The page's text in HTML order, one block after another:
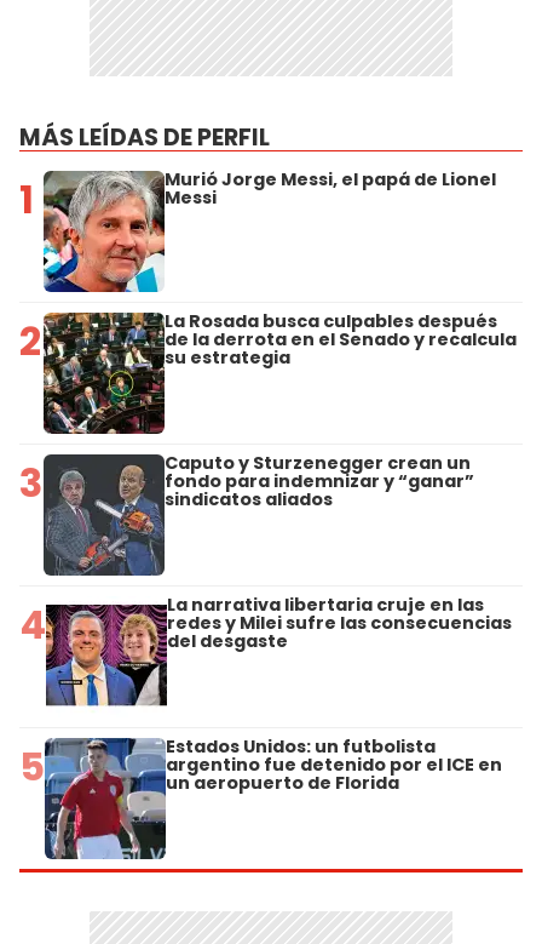
MÁS LEÍDAS DE PERFIL
1 Murió Jorge Messi, el papá de Lionel
Messi
2 La Rosada busca culpables después
de la derrota en el Senado y recalcula
su estrategia
3 Caputo y Sturzenegger crean un
fondo para indemnizar y “ganar”
sindicatos aliados
4 La narrativa libertaria cruje en las
redes y Milei sufre las consecuencias
del desgaste
5 Estados Unidos: un futbolista
argentino fue detenido por el ICE en
un aeropuerto de Florida